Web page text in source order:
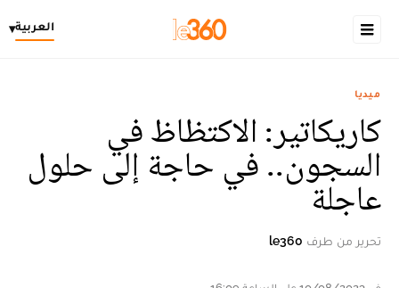
العربية▾
ميديا
كاريكاتير: الاكتظاظ في
السجون.. في حاجة إلى حلول
عاجلة
تحرير من طرف le360